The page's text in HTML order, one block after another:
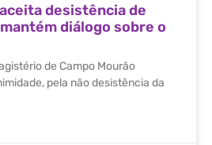
desistência de
diálogo sobre o
de Campo Mourão
pela não desistência da